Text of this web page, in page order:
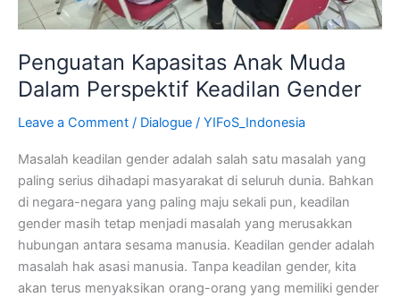
Penguatan Kapasitas Anak Muda
Dalam Perspektif Keadilan Gender
Leave a Comment / Dialogue / YIFoS_Indonesia
Masalah keadilan gender adalah salah satu masalah yang
paling serius dihadapi masyarakat di seluruh dunia. Bahkan
di negara-negara yang paling maju sekali pun, keadilan
gender masih tetap menjadi masalah yang merusakkan
hubungan antara sesama manusia. Keadilan gender adalah
masalah hak asasi manusia. Tanpa keadilan gender, kita
akan terus menyaksikan orang-orang yang memiliki gender